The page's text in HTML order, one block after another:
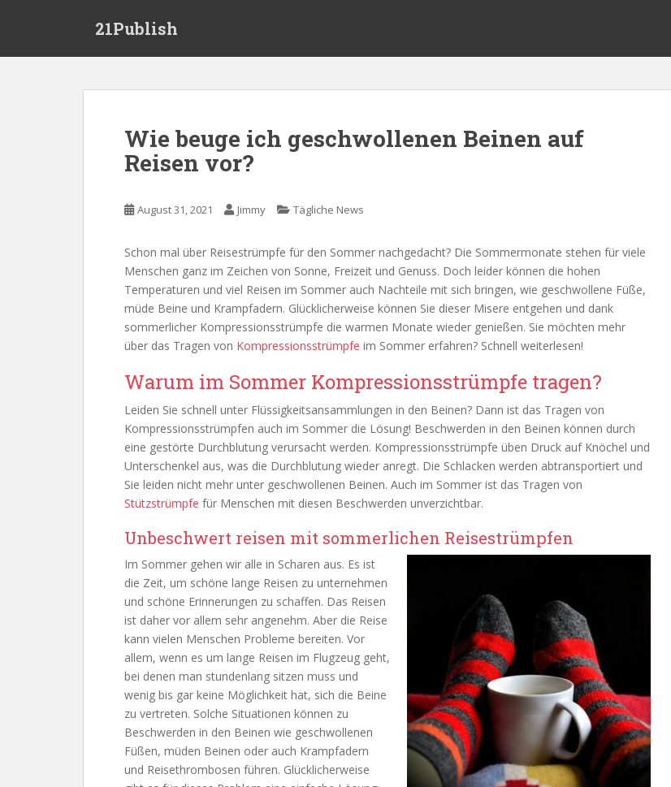
21Publish
Wie beuge ich geschwollenen Beinen auf
Reisen vor?
August 31, 2021 Jimmy Tägliche News
Schon mal über Reisestrümpfe für den Sommer nachgedacht? Die Sommermonate stehen für viele
Menschen ganz im Zeichen von Sonne, Freizeit und Genuss. Doch leider können die hohen
Temperaturen und viel Reisen im Sommer auch Nachteile mit sich bringen, wie geschwollene Füße,
müde Beine und Krampfadern. Glücklicherweise können Sie dieser Misere entgehen und dank
sommerlicher Kompressionsstrümpfe die warmen Monate wieder genießen. Sie möchten mehr
über das Tragen von Kompressionsstrümpfe im Sommer erfahren? Schnell weiterlesen!
Warum im Sommer Kompressionsstrümpfe tragen?
Leiden Sie schnell unter Flüssigkeitsansammlungen in den Beinen? Dann ist das Tragen von
Kompressionsstrümpfen auch im Sommer die Lösung! Beschwerden in den Beinen können durch
eine gestörte Durchblutung verursacht werden. Kompressionsstrümpfe üben Druck auf Knöchel und
Unterschenkel aus, was die Durchblutung wieder anregt. Die Schlacken werden abtransportiert und
Sie leiden nicht mehr unter geschwollenen Beinen. Auch im Sommer ist das Tragen von
Stützstrümpfe für Menschen mit diesen Beschwerden unverzichtbar.
Unbeschwert reisen mit sommerlichen Reisestrümpfen
Im Sommer gehen wir alle in Scharen aus. Es ist
die Zeit, um schöne lange Reisen zu unternehmen
und schöne Erinnerungen zu schaffen. Das Reisen
ist daher vor allem sehr angenehm. Aber die Reise
kann vielen Menschen Probleme bereiten. Vor
allem, wenn es um lange Reisen im Flugzeug geht,
bei denen man stundenlang sitzen muss und
wenig bis gar keine Möglichkeit hat, sich die Beine
zu vertreten. Solche Situationen können zu
Beschwerden in den Beinen wie geschwollenen
Füßen, müden Beinen oder auch Krampfadern
und Reisethrombosen führen. Glücklicherweise